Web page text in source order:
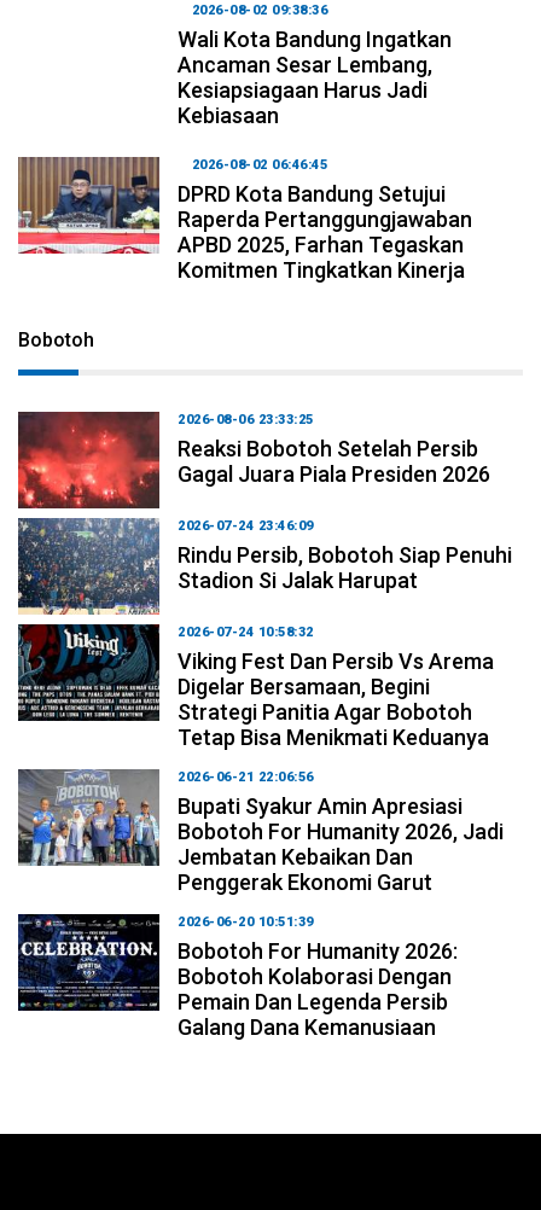
2026-08-02 09:38:36
Wali Kota Bandung Ingatkan
Ancaman Sesar Lembang,
Kesiapsiagaan Harus Jadi
Kebiasaan
2026-08-02 06:46:45
DPRD Kota Bandung Setujui
Raperda Pertanggungjawaban
APBD 2025, Farhan Tegaskan
Komitmen Tingkatkan Kinerja
Bobotoh
2026-08-06 23:33:25
Reaksi Bobotoh Setelah Persib
Gagal Juara Piala Presiden 2026
2026-07-24 23:46:09
Rindu Persib, Bobotoh Siap Penuhi
Stadion Si Jalak Harupat
2026-07-24 10:58:32
Viking Fest Dan Persib Vs Arema
Digelar Bersamaan, Begini
Strategi Panitia Agar Bobotoh
Tetap Bisa Menikmati Keduanya
2026-06-21 22:06:56
Bupati Syakur Amin Apresiasi
Bobotoh For Humanity 2026, Jadi
Jembatan Kebaikan Dan
Penggerak Ekonomi Garut
2026-06-20 10:51:39
Bobotoh For Humanity 2026:
Bobotoh Kolaborasi Dengan
Pemain Dan Legenda Persib
Galang Dana Kemanusiaan